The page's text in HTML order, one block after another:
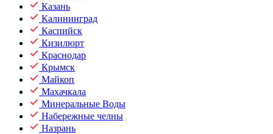
Казань
Калининград
Каспийск
Кизилюрт
Краснодар
Крымск
Майкоп
Махачкала
Минеральные Воды
Набережные челны
Назрань